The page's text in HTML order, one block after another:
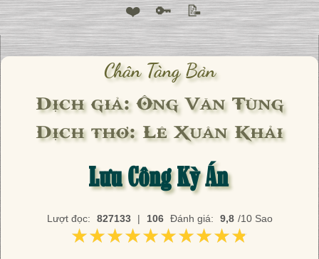
❤️ 🔑 📝
Chân Tàng Bản
Dịch giả: Ông Văn Tùng
Dịch thơ: Lê Xuân Khải
Lưu Công Kỳ Án
Lượt đọc: 827133 | 106 Đánh giá: 9,8 /10 Sao
★★★★★★★★★★
★★★★★★★★★★